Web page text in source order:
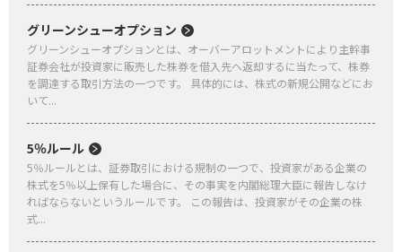
グリーンシューオプション
グリーンシューオプションとは、オーバーアロットメントにより主幹事
証券会社が投資家に販売した株券を借入先へ返却するに当たって、株券
を調達する取引方法の一つです。 具体的には、株式の新規公開などにお
いて...
5％ルール
5％ルールとは、証券取引における規制の一つで、投資家がある企業の
株式を5％以上保有した場合に、その事実を内閣総理大臣に報告しなけ
ればならないというルールです。 この報告は、投資家がその企業の株
式...